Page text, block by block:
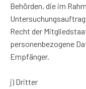
Behörden, die im
Recht der
personenbezogene
Empfänger.
j) Dritter